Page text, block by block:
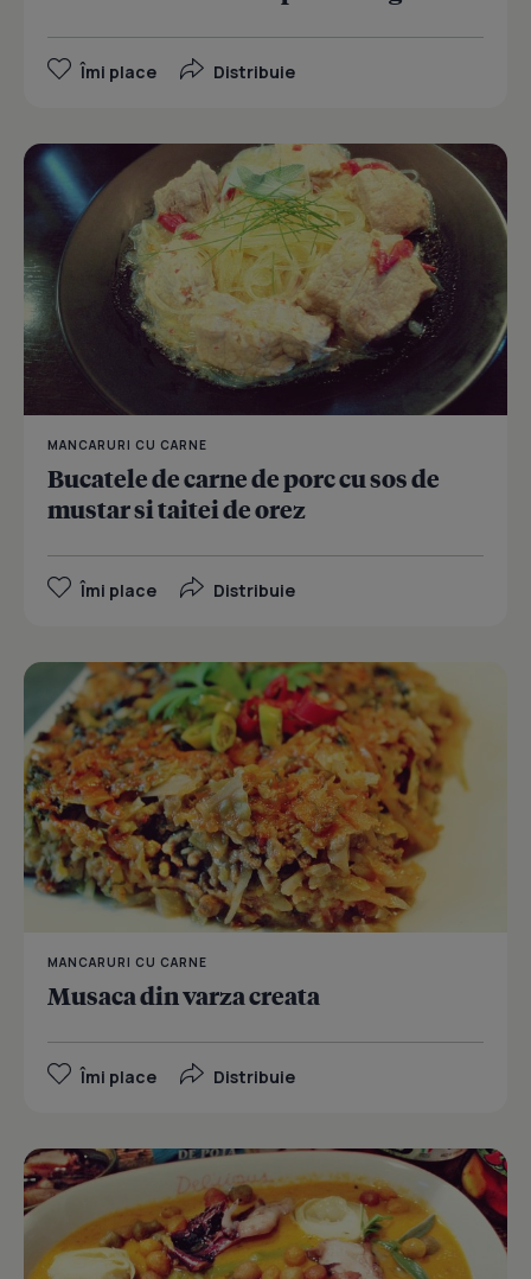
Îmi place Distribuie
MANCARURI CU CARNE
Bucatele de carne de porc cu sos de
mustar si taitei de orez
Îmi place Distribuie
MANCARURI CU CARNE
Musaca din varza creata
Îmi place Distribuie